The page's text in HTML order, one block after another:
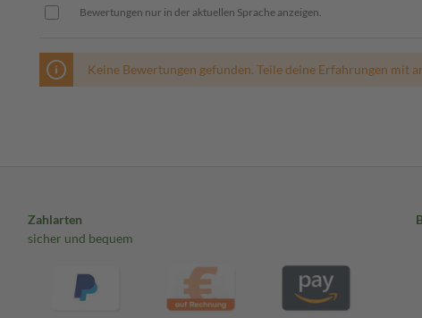
Bewertungen nur in der aktuellen Sprache anzeigen.
Keine Bewertungen gefunden. Teile deine Erfahrungen mit
Zahlarten
sicher und bequem